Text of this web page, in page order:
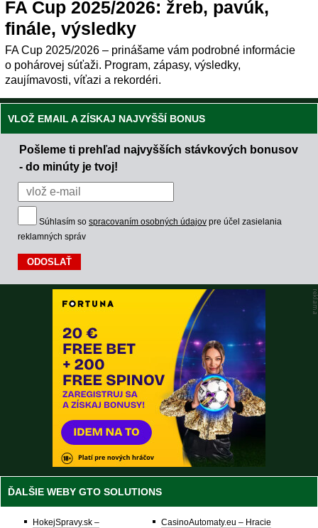
FA Cup 2025/2026: žreb, pavúk,
finále, výsledky
FA Cup 2025/2026 – prinášame vám podrobné informácie
o pohárovej súťaži. Program, zápasy, výsledky,
zaujímavosti, víťazi a rekordéri.
VLOŽ EMAIL A ZÍSKAJ NAJVYŠŠÍ BONUS
Pošleme ti prehľad najvyšších stávkových bonusov
- do minúty je tvoj!
Súhlasím so spracovaním osobných údajov pre účel zasielania
reklamných správ
ĎALŠIE WEBY GTO SOLUTIONS
HokejSpravy.sk –
CasinoAutomaty.eu – Hracie